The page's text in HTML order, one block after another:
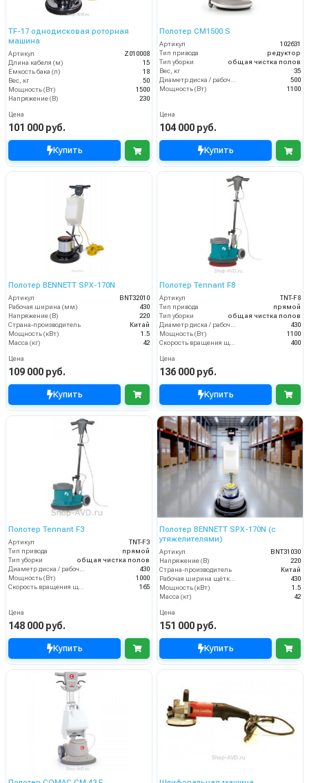
TF-17 однодисковая роторная
машина
Артикул
Z010008
Длина кабеля (м)
15
Ёмкость бака (л)
18
Вес, кг
50
Мощность (Вт)
1500
Напряжение (В)
230
Цена
101 000 руб.
Купить
Полотер CM1500 S
Артикул
102631
Тип привода
редуктор
Тип уборки
общая чистка полов
Вес, кг
35
Диаметр диска / рабочая ширина (мм)
500
Мощность (Вт)
1100
Цена
104 000 руб.
Купить
Полотер BENNETT SPX-170N
Артикул
BNT32010
Рабочая ширина (мм)
430
Напряжение (В)
220
Страна-производитель
Китай
Мощность (кВт)
1.5
Масса (кг)
42
Цена
109 000 руб.
Купить
Полотер Tennant F8
Артикул
TNT-F8
Тип привода
прямой
Тип уборки
общая чистка полов
430
Мощность (Вт)
1100
400
Цена
136 000 руб.
Купить
Полотер Tennant F3
Артикул
TNT-F3
Тип привода
прямой
Тип уборки
общая чистка полов
430
Мощность (Вт)
1000
165
Цена
148 000 руб.
Купить
Полотер BENNETT SPX-170N (с
утяжелителями)
Артикул
BNT31030
Напряжение (В)
220
Страна-производитель
Китай
430
Мощность (кВт)
1.5
Масса (кг)
42
Цена
151 000 руб.
Купить